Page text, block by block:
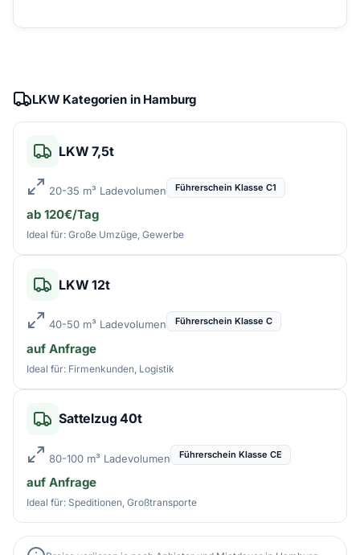
LKW Kategorien in Hamburg
LKW 7,5t
20-35 m³ Ladevolumen Führerschein Klasse C1
ab 120€/Tag
Ideal für: Große Umzüge, Gewerbe
LKW 12t
40-50 m³ Ladevolumen Führerschein Klasse C
auf Anfrage
Ideal für: Firmenkunden, Logistik
Sattelzug 40t
80-100 m³ Ladevolumen Führerschein Klasse CE
auf Anfrage
Ideal für: Speditionen, Großtransporte